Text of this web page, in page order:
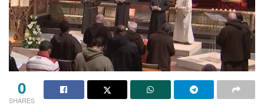
0
SHARES